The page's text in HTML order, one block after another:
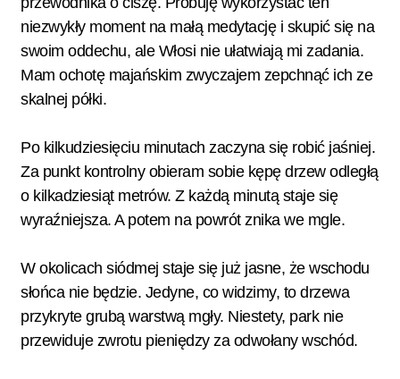
niezwykły moment na małą medytację i skupić się na
swoim oddechu, ale Włosi nie ułatwiają mi zadania.
Mam ochotę majańskim zwyczajem zepchnąć ich ze
skalnej półki.
Po kilkudziesięciu minutach zaczyna się robić jaśniej.
Za punkt kontrolny obieram sobie kępę drzew odległą
o kilkadziesiąt metrów. Z każdą minutą staje się
wyraźniejsza. A potem na powrót znika we mgle.
W okolicach siódmej staje się już jasne, że wschodu
słońca nie będzie. Jedyne, co widzimy, to drzewa
przykryte grubą warstwą mgły. Niestety, park nie
przewiduje zwrotu pieniędzy za odwołany wschód.